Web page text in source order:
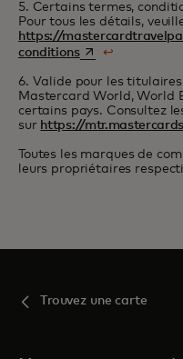
5. Certains termes,
Pour tous les détails,
https://
conditionss’ouvre dans un
↩
6. Valide pour les
Mastercard World, World
certains pays. Consultez
sur https://
Toutes les marques de
leurs propriétaires
Trouvez une carte